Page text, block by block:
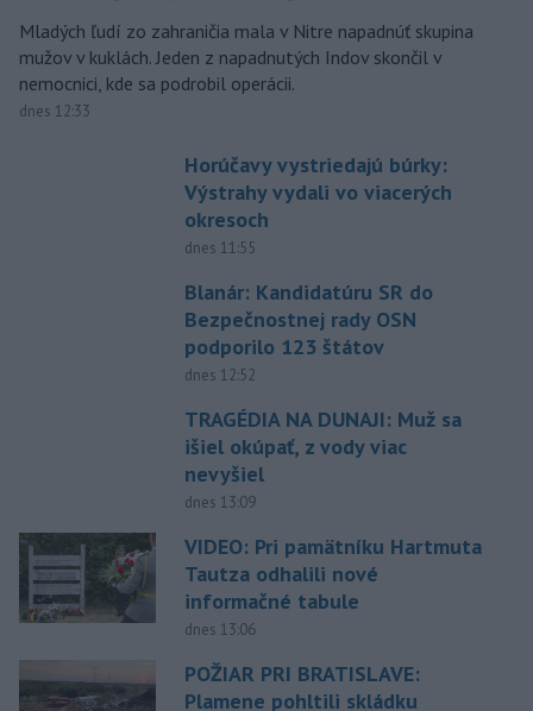
Mladých ľudí zo zahraničia mala v Nitre napadnúť skupina
mužov v kuklách. Jeden z napadnutých Indov skončil v
nemocnici, kde sa podrobil operácii.
dnes 12:33
Horúčavy vystriedajú búrky:
Výstrahy vydali vo viacerých
okresoch
dnes 11:55
Blanár: Kandidatúru SR do
Bezpečnostnej rady OSN
podporilo 123 štátov
dnes 12:52
TRAGÉDIA NA DUNAJI: Muž sa
išiel okúpať, z vody viac
nevyšiel
dnes 13:09
VIDEO: Pri pamätníku Hartmuta
Tautza odhalili nové
informačné tabule
dnes 13:06
POŽIAR PRI BRATISLAVE:
Plamene pohltili skládku